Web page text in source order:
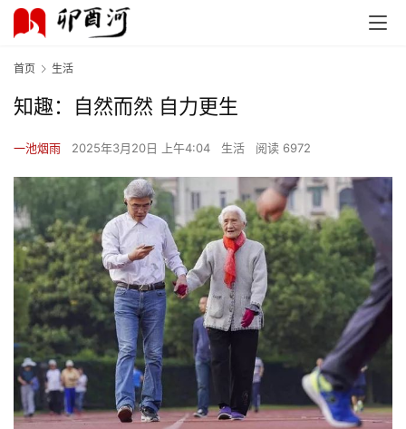
首页 生活
知趣：自然而然 自力更生
一池烟雨 2025年3月20日 上午4:04 生活 阅读 6972